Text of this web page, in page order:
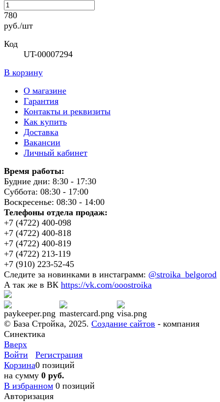
780
руб./шт
Код
UT-00007294
В корзину
О магазине
Гарантия
Контакты и реквизиты
Как купить
Доставка
Вакансии
Личный кабинет
Время работы:
Будние дни: 8:30 - 17:30
Суббота: 08:30 - 17:00
Воскресенье: 08:30 - 14:00
Телефоны отдела продаж:
+7 (4722) 400-098
+7 (4722) 400-818
+7 (4722) 400-819
+7 (4722) 213-119
+7 (910) 223-52-45
Следите за новинками в инстаграмм: @stroika_belgorod
А так же в ВК https://vk.com/ooostroika
© База Стройка, 2025. Создание сайтов - компания
Синектика
Вверх
Войти
Регистрация
Корзина0 позиций
на сумму 0 руб.
В избранном 0 позиций
Авторизация